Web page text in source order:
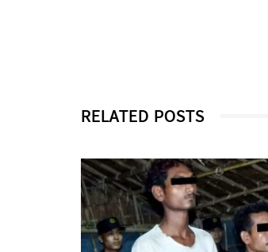
RELATED POSTS